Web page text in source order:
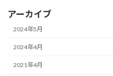
アーカイブ
2024年5月
2024年4月
2021年4月